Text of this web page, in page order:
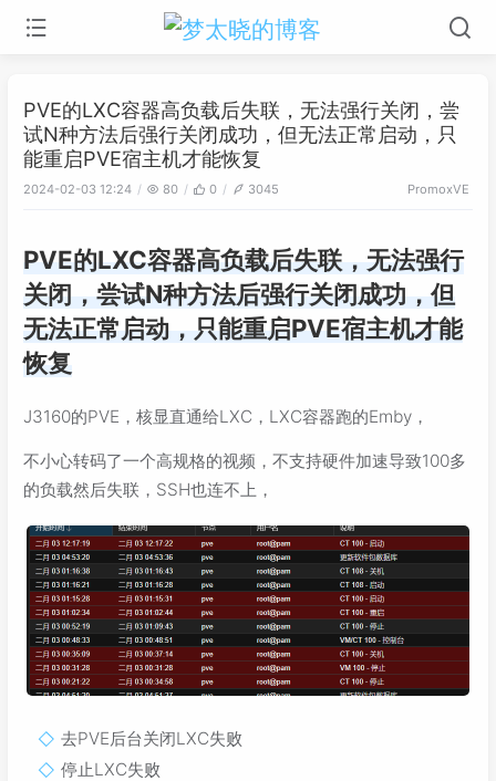
PVE的LXC容器高负载后失联，无法强行关闭，尝
试N种方法后强行关闭成功，但无法正常启动，只
能重启PVE宿主机才能恢复
2024-02-03 12:24 80 0 3045 PromoxVE
PVE的LXC容器高负载后失联，无法强行
关闭，尝试N种方法后强行关闭成功，但
无法正常启动，只能重启PVE宿主机才能
恢复
J3160的PVE，核显直通给LXC，LXC容器跑的Emby，
不小心转码了一个高规格的视频，不支持硬件加速导致100多
的负载然后失联，SSH也连不上，
去PVE后台关闭LXC失败
停止LXC失败